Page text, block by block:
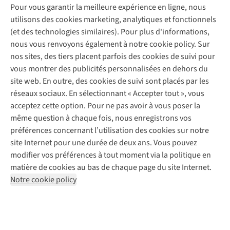
Pour vous garantir la meilleure expérience en ligne, nous
utilisons des cookies marketing, analytiques et fonctionnels
(et des technologies similaires). Pour plus d'informations,
nous vous renvoyons également à notre cookie policy. Sur
nos sites, des tiers placent parfois des cookies de suivi pour
vous montrer des publicités personnalisées en dehors du
site web. En outre, des cookies de suivi sont placés par les
réseaux sociaux. En sélectionnant « Accepter tout », vous
acceptez cette option. Pour ne pas avoir à vous poser la
même question à chaque fois, nous enregistrons vos
préférences concernant l’utilisation des cookies sur notre
site Internet pour une durée de deux ans. Vous pouvez
modifier vos préférences à tout moment via la politique en
matière de cookies au bas de chaque page du site Internet.
Notre cookie policy
Garantie
Contactez-nous
À propos d’A.S.Adventure
Déclaration d'accessibilité
Service de lavage
Entretien de chaussures
Réparation de chaussures
Réparation de vêtements
Retouches
Pour les entreprises
Explore Camp
Gear Check
Expertise & conseils
Abonnez-vous à la newsletter
Suivez-nous
Mentions légales
Politique de confidentialité
Conditions générales
Cookie Policy
AS Adventure Luxemburg SA,